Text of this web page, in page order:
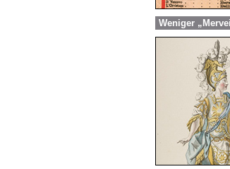
Weniger